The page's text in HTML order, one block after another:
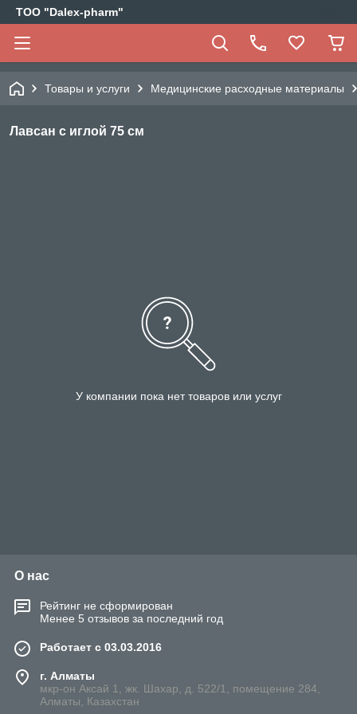
ТОО "Dalex-pharm"
Товары и услуги Медицинские расходные материалы
Лавсан с иглой 75 см
У компании пока нет товаров или услуг
О нас
Рейтинг не сформирован
Менее 5 отзывов за последний год
Работает с 03.03.2016
г. Алматы
мкр-он Аксай 1, жк. Шахар, д. 522/1, помещение 284,
Алматы, Казахстан